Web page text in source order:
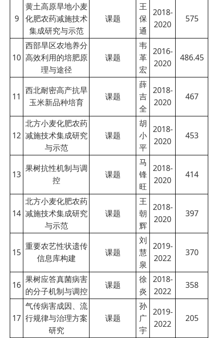
9
黄土高原旱地小麦
化肥农药减施技术
集成研究与示范
课题
王
保
通
2018-
2020
575
10
西部旱区农地养分
高效利用的培肥原
理与途径
课题
韦
革
宏
2016-
2020
486.45
11
西北耐密高产抗旱
玉米新品种培育
课题
薛
吉
全
2018-
2020
467
12
北方小麦化肥农药
减施技术集成研究
与示范
课题
胡
小
平
2018-
2020
453
13
果树抗性机制与调
控
课题
马
锋
旺
2018-
2020
414
14
北方小麦化肥农药
减施技术集成研究
与示范
课题
王
朝
辉
2018-
2020
397
15
重要农艺性状遗传
信息库构建
课题
刘
慧
泉
2019-
2022
370
16
果树应答真菌病害
的分子机制与调控
课题
徐
炎
2018-
2022
358
17
气传病害成因、流
行规律与治理方案
研究
课题
孙
广
宇
2019-
2022
205